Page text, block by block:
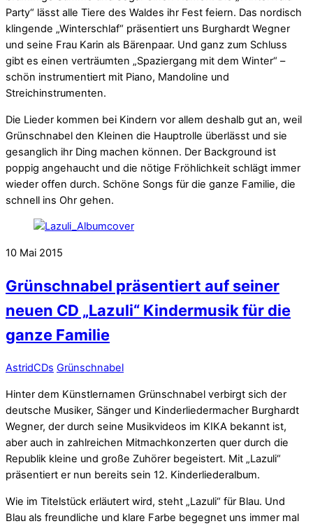
Party“ lässt alle Tiere des Waldes ihr Fest feiern. Das nordisch
klingende „Winterschlaf“ präsentiert uns Burghardt Wegner
und seine Frau Karin als Bärenpaar. Und ganz zum Schluss
gibt es einen verträumten „Spaziergang mit dem Winter“ –
schön instrumentiert mit Piano, Mandoline und
Streichinstrumenten.
Die Lieder kommen bei Kindern vor allem deshalb gut an, weil
Grünschnabel den Kleinen die Hauptrolle überlässt und sie
gesanglich ihr Ding machen können. Der Background ist
poppig angehaucht und die nötige Fröhlichkeit schlägt immer
wieder offen durch. Schöne Songs für die ganze Familie, die
schnell ins Ohr gehen.
10 Mai 2015
Grünschnabel präsentiert auf seiner
neuen CD „Lazuli“ Kindermusik für die
ganze Familie
AstridCDs Grünschnabel
Hinter dem Künstlernamen Grünschnabel verbirgt sich der
deutsche Musiker, Sänger und Kinderliedermacher Burghardt
Wegner, der durch seine Musikvideos im KIKA bekannt ist,
aber auch in zahlreichen Mitmachkonzerten quer durch die
Republik kleine und große Zuhörer begeistert. Mit „Lazuli“
präsentiert er nun bereits sein 12. Kinderliederalbum.
Wie im Titelstück erläutert wird, steht „Lazuli“ für Blau. Und
Blau als freundliche und klare Farbe begegnet uns immer mal